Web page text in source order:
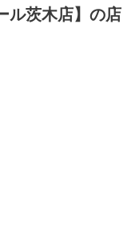
ル茨木店】の店